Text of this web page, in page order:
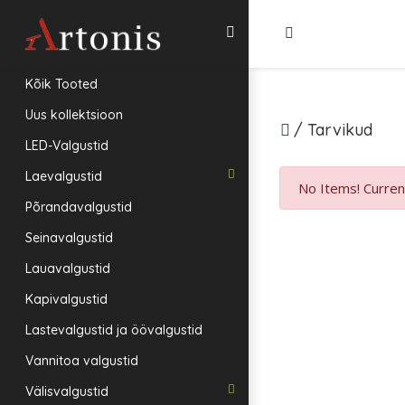
Kõik Tooted
Uus kollektsioon
LED-Valgustid
Laevalgustid
Põrandavalgustid
Seinavalgustid
Lauavalgustid
Kapivalgustid
Lastevalgustid ja öövalgustid
Vannitoa valgustid
Välisvalgustid
/ Tarvikud
No Items!